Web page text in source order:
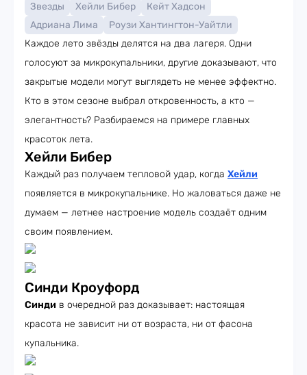
Звезды Хейли Бибер
Кейт Хадсон
Адриана Лима
Роузи Хантингтон-Уайтли
Каждое лето звёзды делятся на два лагеря. Одни
голосуют за микрокупальники, другие доказывают, что
закрытые модели могут выглядеть не менее эффектно.
Кто в этом сезоне выбрал откровенность, а кто —
элегантность? Разбираемся на примере главных
красоток лета.
Хейли Бибер
Каждый раз получаем тепловой удар, когда Хейли
появляется в микрокупальнике. Но жаловаться даже не
думаем — летнее настроение модель создаёт одним
своим появлением.
Синди Кроуфорд
Синди в очередной раз доказывает: настоящая
красота не зависит ни от возраста, ни от фасона
купальника.